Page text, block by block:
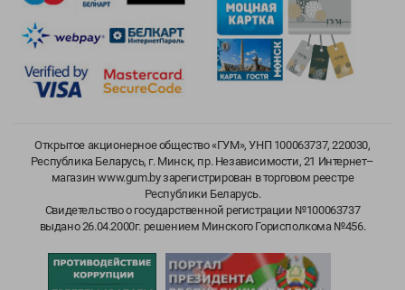
Открытое акционерное общество «ГУМ», УНП 100063737, 220030,
Республика Беларусь, г. Минск, пр. Независимости, 21 Интернет–
магазин www.gum.by зарегистрирован в торговом реестре
Республики Беларусь.
Свидетельство о государственной регистрации №100063737
выдано 26.04.2000г. решением Минского Горисполкома №456.